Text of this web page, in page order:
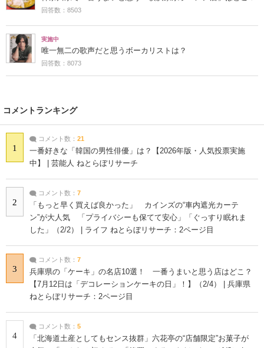
回答数：8503
実施中
唯一無二の歌声だと思うボーカリストは？
回答数：8073
コメントランキング
1
コメント数： 21
一番好きな「韓国の男性俳優」は？【2026年版・人気投票実施
中】 | 芸能人 ねとらぼリサーチ
2
コメント数： 7
「もっと早く買えば良かった」 カインズの“車内遮光カーテ
ン”が大人気 「プライバシーも保てて安心」「ぐっすり眠れま
した」（2/2） | ライフ ねとらぼリサーチ：2ページ目
3
コメント数： 7
兵庫県の「ケーキ」の名店10選！ 一番うまいと思う店はどこ？
【7月12日は「デコレーションケーキの日」！】（2/4） | 兵庫県
ねとらぼリサーチ：2ページ目
4
コメント数： 5
「北海道土産としてもセンス抜群」六花亭の“店舗限定”お菓子が